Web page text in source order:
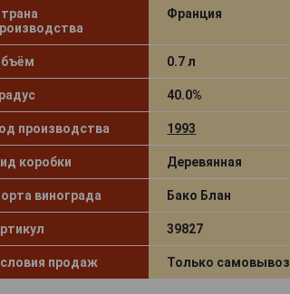
Франция
0.7 л
40.0%
производства 1993
коробки Деревянная
винограда Бако Блан
39827
продаж Только самовывоз